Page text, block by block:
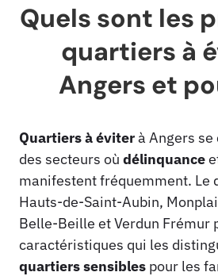
Quels sont les
quartiers à
Angers et
Quartiers à éviterà Angers
des secteurs où délinquance
manifestent fréquemment. Le
Hauts-de-Saint-Aubin,
Belle-Beille et Verdun Frémur
caractéristiques qui les
quartiers sensibles pour les